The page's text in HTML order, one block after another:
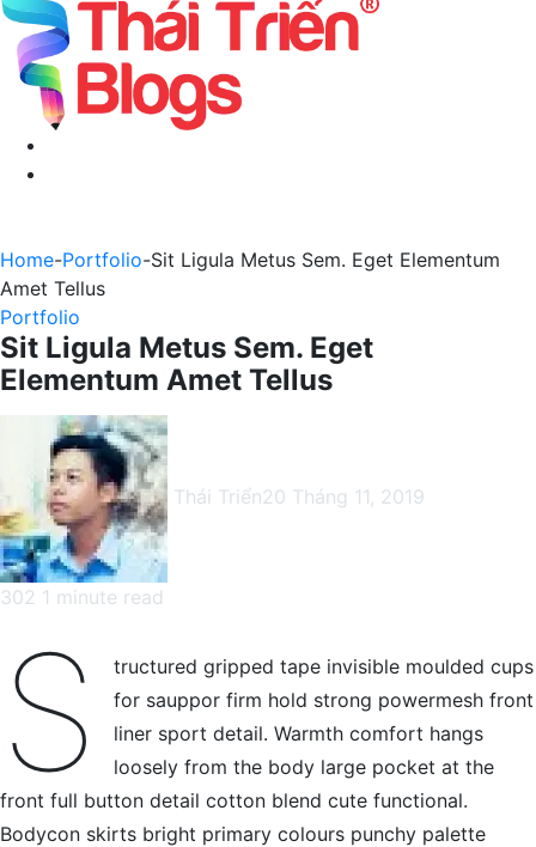
Home-Portfolio-Sit Ligula Metus Sem. Eget Elementum
Amet Tellus
Portfolio
Sit Ligula Metus Sem. Eget
Elementum Amet Tellus
Thái Triển20 Tháng 11, 2019
302 1 minute read
Email
S
tructured gripped tape invisible moulded cups
for sauppor firm hold strong powermesh front
liner sport detail. Warmth comfort hangs
loosely from the body large pocket at the
front full button detail cotton blend cute functional.
Bodycon skirts bright primary colours punchy palette